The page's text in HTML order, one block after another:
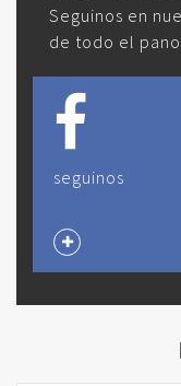
Seguinos en
de todo el
seguinos